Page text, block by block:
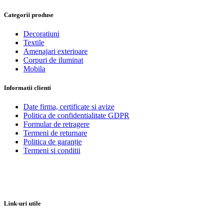
Categorii produse
Decoratiuni
Textile
Amenajari exterioare
Corpuri de iluminat
Mobila
Informatii clienti
Date firma, certificate si avize
Politica de confidentialitate GDPR
Formular de retragere
Termeni de returnare
Politica de garanție
Termeni si conditii
Link-uri utile